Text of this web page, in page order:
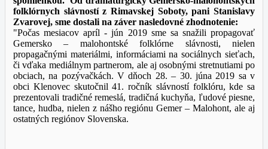
folklórnych slávností z Rimavskej Soboty, pani Stanislavy
Zvarovej, sme dostali na záver nasledovné zhodnotenie:
"Počas mesiacov apríl - jún 2019 sme sa snažili propagovať
Gemersko – malohontské folklórne slávnosti, nielen
propagačnými materiálmi, informáciami na sociálnych sieťach,
či vďaka mediálnym partnerom, ale aj osobnými stretnutiami po
obciach, na pozývačkách. V dňoch 28. – 30. júna 2019 sa v
obci Klenovec skutočnil 41. ročník slávností folklóru, kde sa
prezentovali tradičné remeslá, tradičná kuchyňa, ľudové piesne,
tance, hudba, nielen z nášho regiónu Gemer – Malohont, ale aj
ostatných regiónov Slovenska.